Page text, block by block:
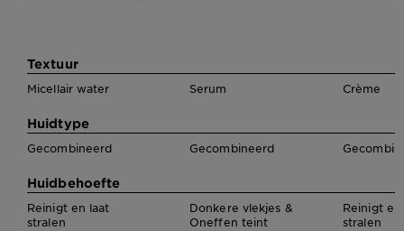
Textuur
Micellair water Serum Crème
Huidtype
Gecombineerd Gecombineerd
Huidbehoefte
Reinigt en laat
stralen
Donkere vlekjes &
Oneffen teint
Reinigt en
stralen